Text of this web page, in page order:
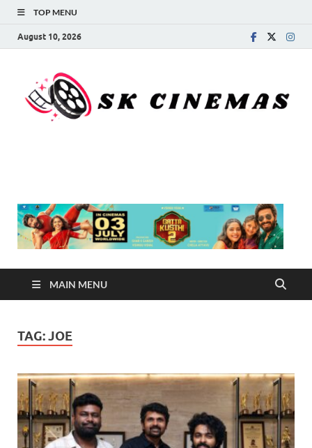
TOP MENU
August 10, 2026
MAIN MENU
TAG:JOE